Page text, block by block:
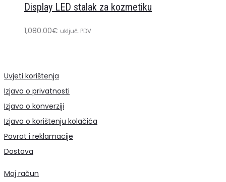
košaricu
Display LED stalak za kozmetiku
1,080.00€ uključ. PDV
Uvjeti korištenja
Izjava o privatnosti
Izjava o konverziji
Izjava o korištenju kolačića
Povrat i reklamacije
Dostava
Moj račun